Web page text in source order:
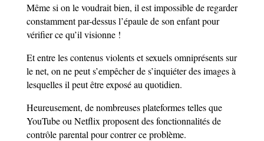
Même si on le voudrait bien, il est impossible de regarder
constamment par-dessus l’épaule de son enfant pour
vérifier ce qu’il visionne !
Et entre les contenus violents et sexuels omniprésents sur
le net, on ne peut s’empêcher de s’inquiéter des images à
lesquelles il peut être exposé au quotidien.
Heureusement, de nombreuses plateformes telles que
YouTube ou Netflix proposent des fonctionnalités de
contrôle parental pour contrer ce problème.